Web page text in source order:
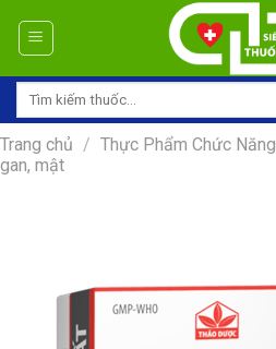
Tìm
Trang chủ / Thực Phẩm Chức Năng
gan, mật